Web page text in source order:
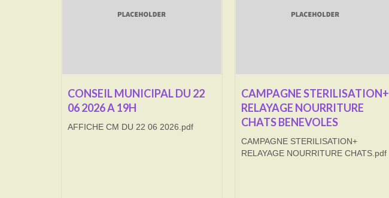
CONSEIL MUNICIPAL DU 22
06 2026 A 19H
AFFICHE CM DU 22 06 2026.pdf
CAMPAGNE STERILISATION+
RELAYAGE NOURRITURE
CHATS BENEVOLES
CAMPAGNE STERILISATION+
RELAYAGE NOURRITURE CHATS.pdf